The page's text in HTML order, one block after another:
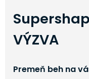
VÝZVA
Premeň beh na